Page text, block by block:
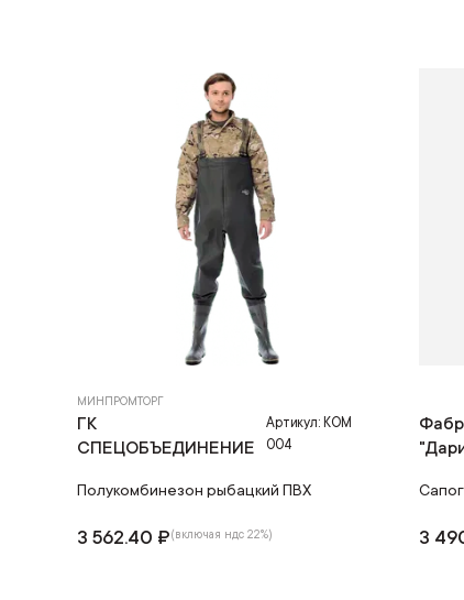
МИНПРОМТОРГ
ГК
СПЕЦОБЪЕДИНЕНИЕ
Артикул: КОМ
004
Полукомбинезон рыбацкий ПВХ
3 562.40 ₽(включая ндс 22%) 3